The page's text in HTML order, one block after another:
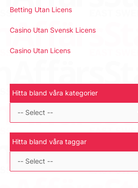
Betting Utan Licens
Casino Utan Svensk Licens
Casino Utan Licens
Hitta bland våra kategorier
Hitta bland våra taggar